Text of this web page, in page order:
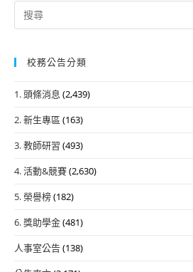
Search
for:
校務公告分類
1. 頭條消息 (2,439)
2. 新生專區 (163)
3. 教師研習 (493)
4. 活動&競賽(2,630)
5. 榮譽榜(182)
6. 獎助學金(481)
人事室公告(138)